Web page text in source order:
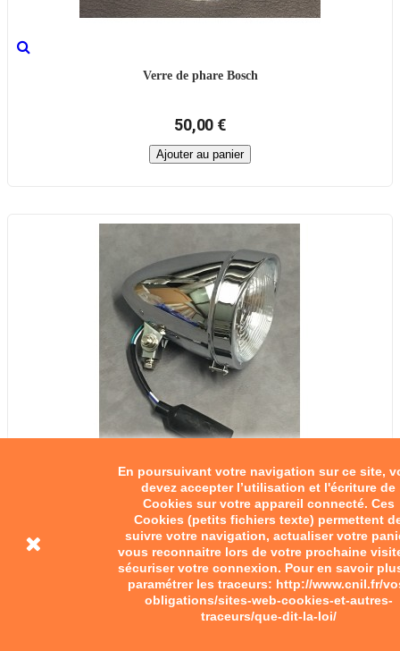
En poursuivant votre navigation sur ce site,
devez accepter l’utilisation et l'écriture de
Cookies sur votre appareil connecté. Ces
Cookies (petits fichiers texte) permettent
suivre votre navigation, actualiser votre
vous reconnaitre lors de votre prochaine
sécuriser votre connexion. Pour en savoir
paramétrer les traceurs: http://www.cnil.fr/
obligations/sites-web-cookies-et-autres-
traceurs/que-dit-la-loi/
Verre de phare Bosch
50,00 €
Ajouter au panier